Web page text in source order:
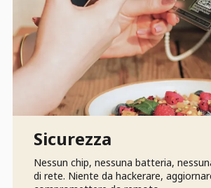
Sicurezza
Nessun chip, nessuna batteria,
di rete. Niente da hackerare,